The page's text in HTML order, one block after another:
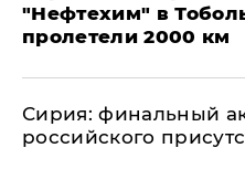
"Нефтехим" в
пролетели 2000 км
​Сирия: финальный
российского